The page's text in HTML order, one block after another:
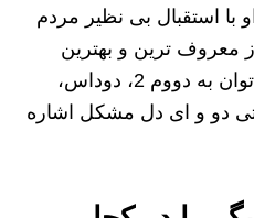
با استقبال بی نظیر مردم
معروف ترین و بهترین
فیلم های آیشواریا رای می توان به دووم 2، دوداس،
دو و ای دل مشکل اشاره